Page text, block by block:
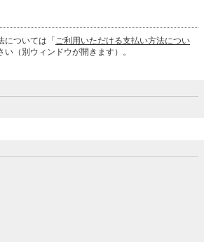
については「 ご利用いただける支払い方法につい
い（別ウィンドウが開きます）。